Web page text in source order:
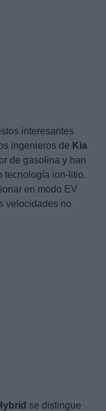
interesantes
ingenieros de Kia
de gasolina y han
tecnología ion-litio.
en modo EV
velocidades no
se distingue